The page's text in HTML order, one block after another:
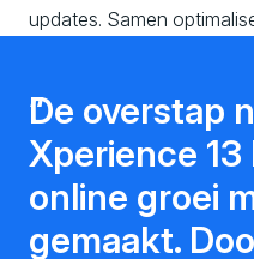
updates. Samen
De overstap
Xperience
online groei
gemaakt.